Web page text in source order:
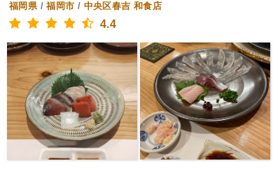
福岡県/福岡市 / 中央区春吉 和食店
4.4